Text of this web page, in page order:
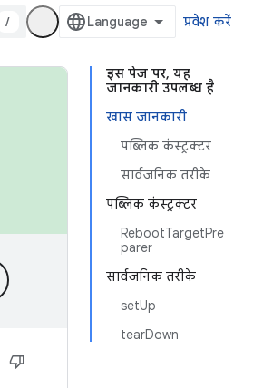
/ प्रवेश करें
इस पेज पर, यह
जानकारी उपलब्ध है
खास जानकारी
पब्लिक कंस्ट्रक्टर
सार्वजनिक तरीके
पब्लिक कंस्ट्रक्टर
RebootTargetPre
parer
सार्वजनिक तरीके
setUp
tearDown